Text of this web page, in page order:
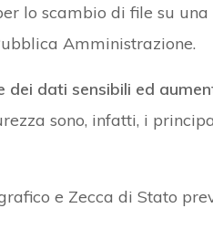
lo scambio di file su
Amministrazione.
dei dati sensibili ed
sono, infatti, i
e Zecca di Stato